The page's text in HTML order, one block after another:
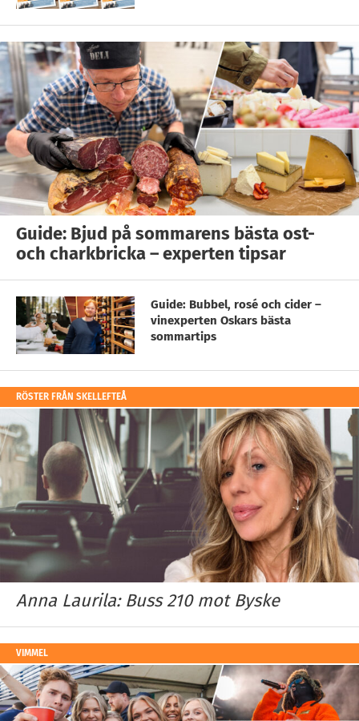
Guide: Bjud på sommarens bästa ost-
och charkbricka – experten tipsar
Guide: Bubbel, rosé och cider –
vinexperten Oskars bästa
sommartips
RÖSTER FRÅN SKELLEFTEÅ
Anna Laurila: Buss 210 mot Byske
VIMMEL